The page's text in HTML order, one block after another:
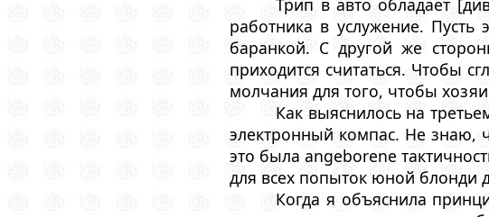
Трип в авто обладает
работника в услужение. Пусть
баранкой. С другой же
приходится считаться. Чтобы
молчания для того, чтобы
Как выяснилось на
электронный компас. Не знаю,
это была angeborene
для всех попыток юной блонди
Когда я объяснила